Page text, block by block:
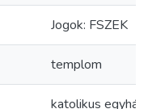
Jogok: FSZEK
templom
katolikus egyház